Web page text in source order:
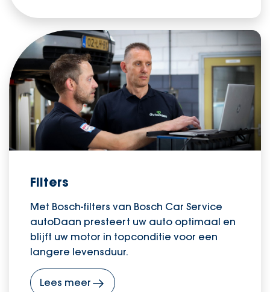
Filters
Met Bosch-filters van Bosch Car Service
autoDaan presteert uw auto optimaal en
blijft uw motor in topconditie voor een
langere levensduur.
Lees meer